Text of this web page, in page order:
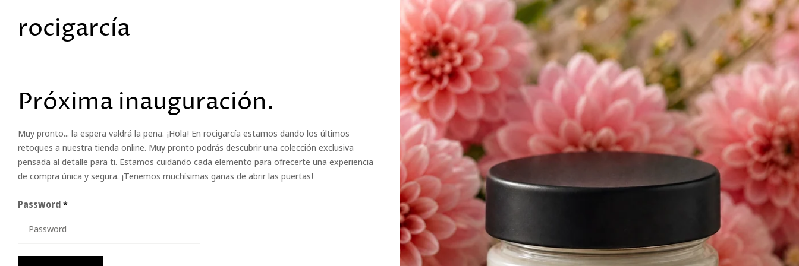
rocigarcía
Próxima inauguración.
Muy pronto... la espera valdrá la pena. ¡Hola! En rocigarcía estamos dando los últimos
retoques a nuestra tienda online. Muy pronto podrás descubrir una colección exclusiva
pensada al detalle para ti. Estamos cuidando cada elemento para ofrecerte una experiencia
de compra única y segura. ¡Tenemos muchísimas ganas de abrir las puertas!
Password *